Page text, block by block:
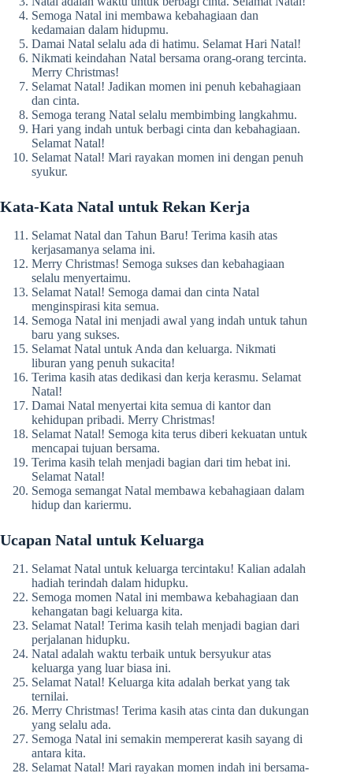
Semoga Natal ini membawa kebahagiaan dan
kedamaian dalam hidupmu.
Damai Natal selalu ada di hatimu. Selamat Hari Natal!
Nikmati keindahan Natal bersama orang-orang tercinta.
Merry Christmas!
Selamat Natal! Jadikan momen ini penuh kebahagiaan
dan cinta.
Semoga terang Natal selalu membimbing langkahmu.
Hari yang indah untuk berbagi cinta dan kebahagiaan.
Selamat Natal!
Selamat Natal! Mari rayakan momen ini dengan penuh
syukur.
Kata-Kata Natal untuk Rekan Kerja
Selamat Natal dan Tahun Baru! Terima kasih atas
kerjasamanya selama ini.
Merry Christmas! Semoga sukses dan kebahagiaan
selalu menyertaimu.
Selamat Natal! Semoga damai dan cinta Natal
menginspirasi kita semua.
Semoga Natal ini menjadi awal yang indah untuk tahun
baru yang sukses.
Selamat Natal untuk Anda dan keluarga. Nikmati
liburan yang penuh sukacita!
Terima kasih atas dedikasi dan kerja kerasmu. Selamat
Natal!
Damai Natal menyertai kita semua di kantor dan
kehidupan pribadi. Merry Christmas!
Selamat Natal! Semoga kita terus diberi kekuatan untuk
mencapai tujuan bersama.
Terima kasih telah menjadi bagian dari tim hebat ini.
Selamat Natal!
Semoga semangat Natal membawa kebahagiaan dalam
hidup dan kariermu.
Ucapan Natal untuk Keluarga
Selamat Natal untuk keluarga tercintaku! Kalian adalah
hadiah terindah dalam hidupku.
Semoga momen Natal ini membawa kebahagiaan dan
kehangatan bagi keluarga kita.
Selamat Natal! Terima kasih telah menjadi bagian dari
perjalanan hidupku.
Natal adalah waktu terbaik untuk bersyukur atas
keluarga yang luar biasa ini.
Selamat Natal! Keluarga kita adalah berkat yang tak
ternilai.
Merry Christmas! Terima kasih atas cinta dan dukungan
yang selalu ada.
Semoga Natal ini semakin mempererat kasih sayang di
antara kita.
Selamat Natal! Mari rayakan momen indah ini bersama-